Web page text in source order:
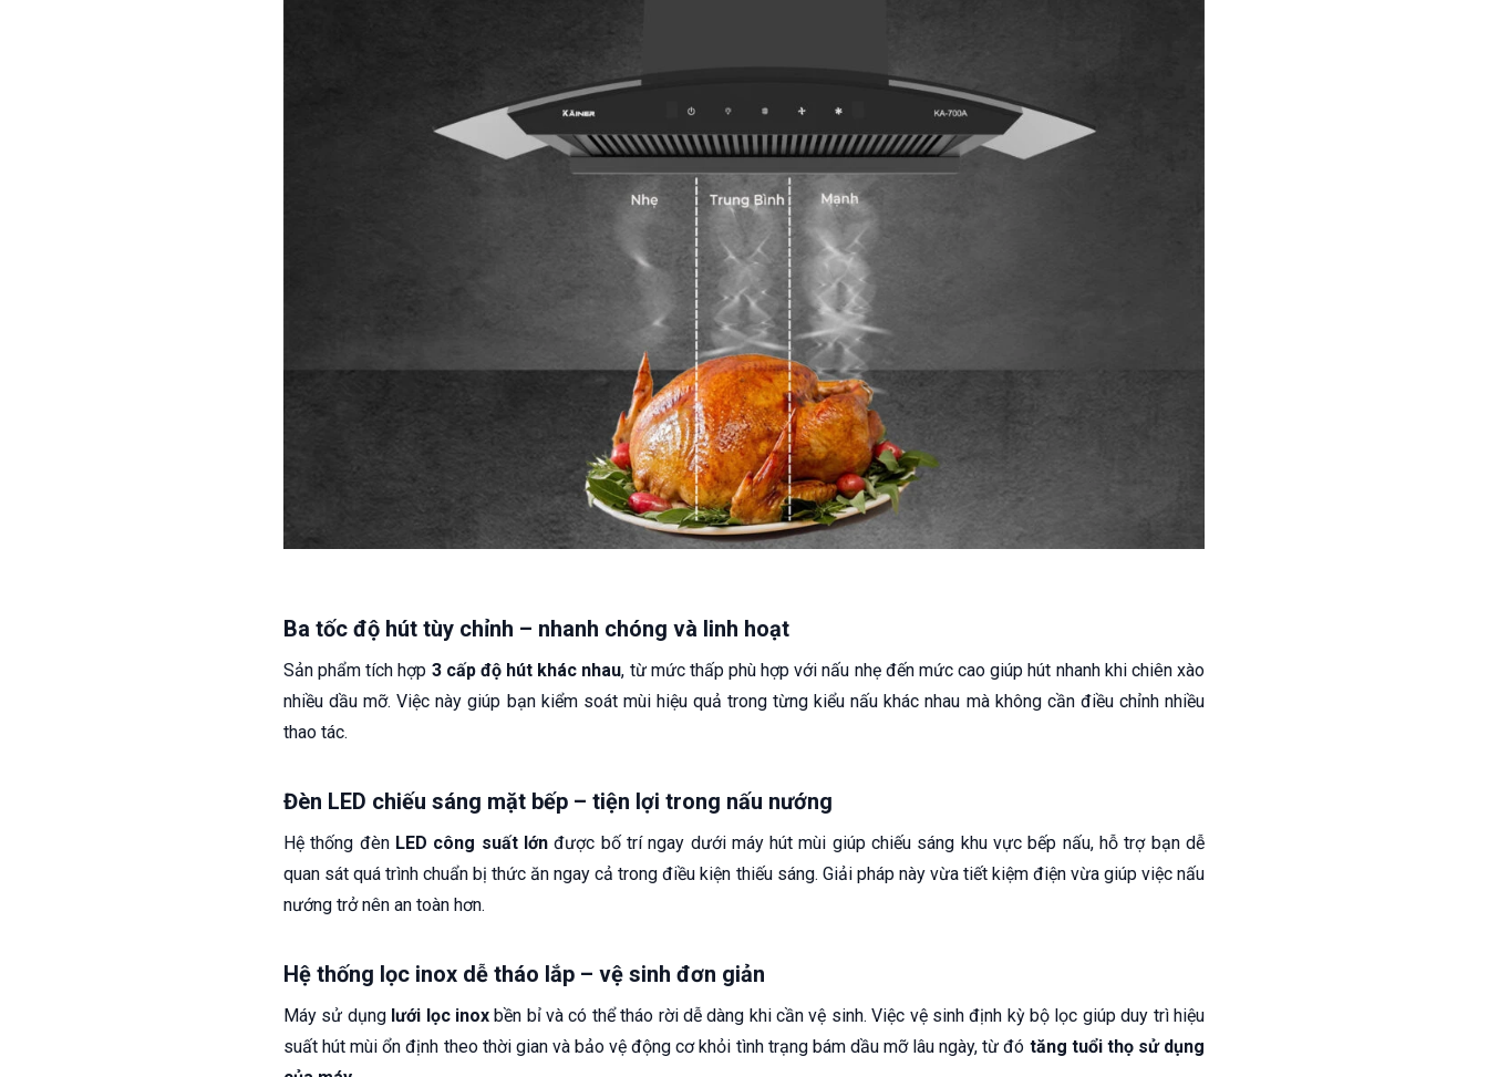
Ba tốc độ hút tùy chỉnh – nhanh chóng và linh hoạt
Sản phẩm tích hợp 3 cấp độ hút khác nhau, từ mức thấp phù hợp với nấu nhẹ đến mức cao giúp hút nhanh khi chiên xào
nhiều dầu mỡ. Việc này giúp bạn kiểm soát mùi hiệu quả trong từng kiểu nấu khác nhau mà không cần điều chỉnh nhiều
thao tác.
Đèn LED chiếu sáng mặt bếp – tiện lợi trong nấu nướng
Hệ thống đèn LED công suất lớnđược bố trí ngay dưới máy hút mùi giúp chiếu sáng khu vực bếp nấu, hỗ trợ bạn dễ
quan sát quá trình chuẩn bị thức ăn ngay cả trong điều kiện thiếu sáng. Giải pháp này vừa tiết kiệm điện vừa giúp việc nấu
nướng trở nên an toàn hơn.
Hệ thống lọc inox dễ tháo lắp – vệ sinh đơn giản
Máy sử dụng lưới lọc inoxbền bỉ và có thể tháo rời dễ dàng khi cần vệ sinh. Việc vệ sinh định kỳ bộ lọc giúp duy trì hiệu
suất hút mùi ổn định theo thời gian và bảo vệ động cơ khỏi tình trạng bám dầu mỡ lâu ngày, từ đó tăng tuổi thọ sử dụng